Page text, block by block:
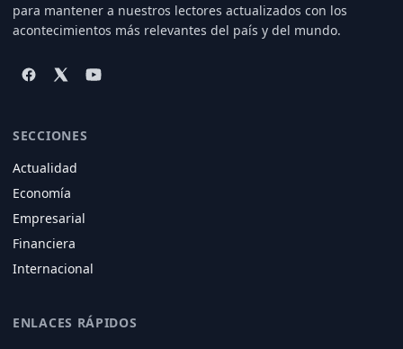
para mantener a nuestros lectores actualizados con los
acontecimientos más relevantes del país y del mundo.
SECCIONES
Actualidad
Economía
Empresarial
Financiera
Internacional
ENLACES RÁPIDOS